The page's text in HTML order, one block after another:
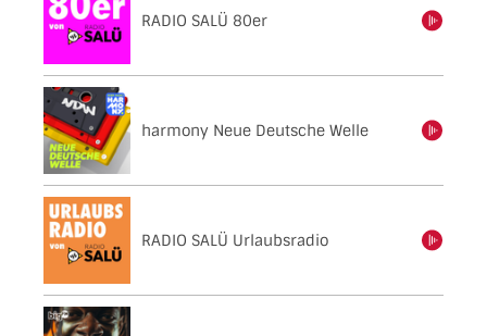
RADIO SALÜ 80er
harmony Neue Deutsche Welle
einschalten
RADIO SALÜ Urlaubsradioeinschalten